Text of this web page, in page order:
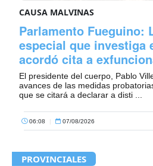
CAUSA MALVINAS
Parlamento Fueguino:
especial que investiga
acordó cita a
El presidente del cuerpo, Pablo
avances de las medidas
que se citará a declarar a disti ...
06:08 | 07/08/2026
PROVINCIALES